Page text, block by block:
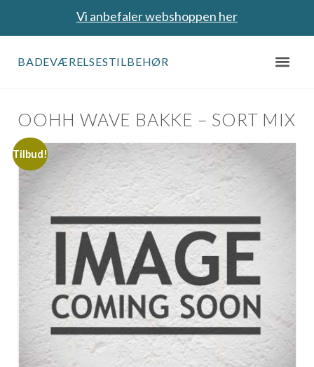
Vi anbefaler webshoppen her
BADEVÆRELSESTILBEHØR
OOHH WAVE BAKKE – SORT MIX
Tilbud!